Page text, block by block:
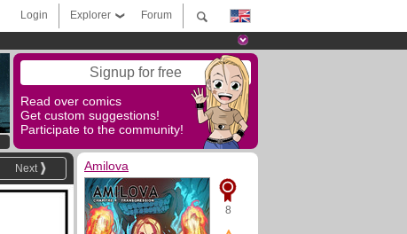
Forum
Explorer
Login
Signup for free
Read over comics
Get custom suggestions!
Participate to the community!
Next Amilova
8